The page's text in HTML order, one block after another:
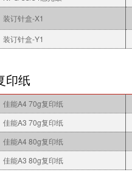
装订针盒-X1
装订针盒-Y1
印纸
佳能A4 70g复印纸
佳能A3 70g复印纸
佳能A4 80g复印纸
佳能A3 80g复印纸